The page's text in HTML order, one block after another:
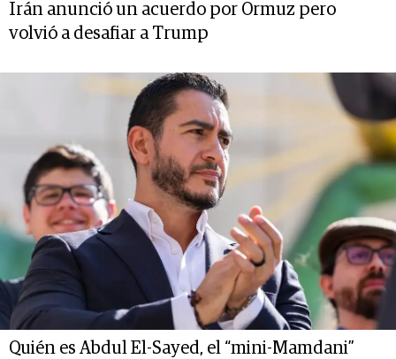
Irán anunció un acuerdo por Ormuz pero
volvió a desafiar a Trump
Quién es Abdul El-Sayed, el “mini-Mamdani”